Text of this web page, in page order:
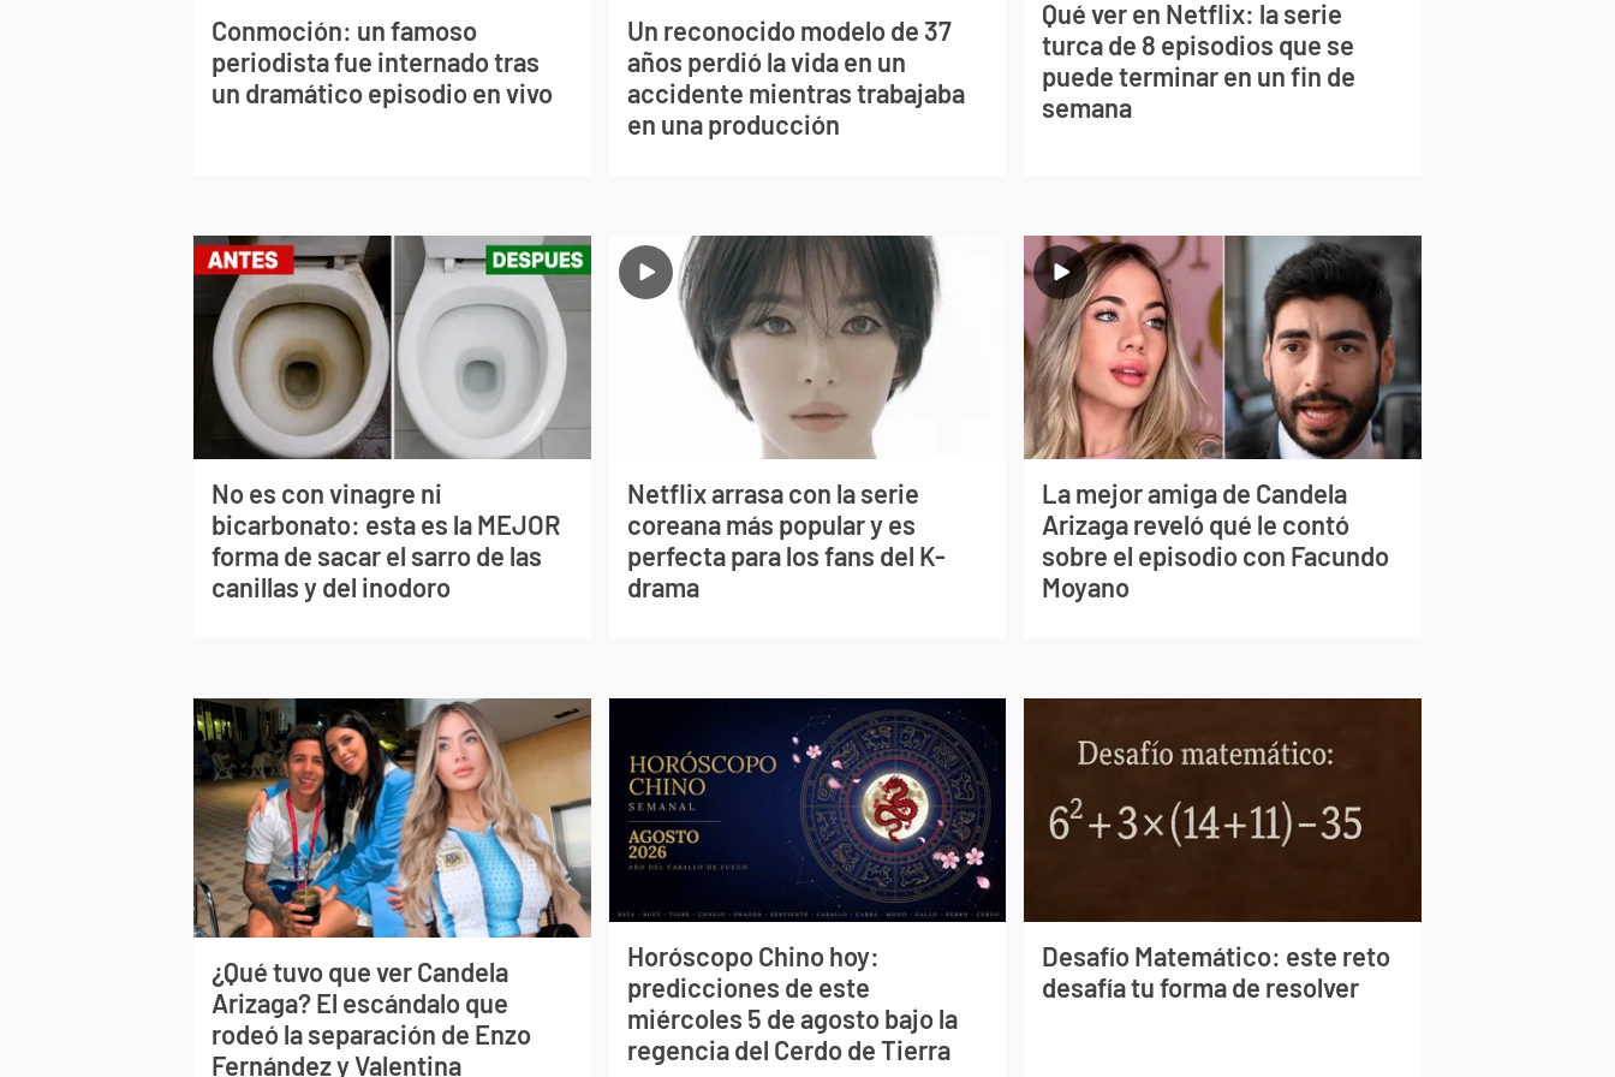
Conmoción: un famoso
periodista fue internado tras
un dramático episodio en vivo
Un reconocido modelo de 37
años perdió la vida en un
accidente mientras trabajaba
en una producción
Qué ver en Netflix: la serie
turca de 8 episodios que se
puede terminar en un fin de
semana
No es con vinagre ni
bicarbonato: esta es la MEJOR
forma de sacar el sarro de las
canillas y del inodoro
Netflix arrasa con la serie
coreana más popular y es
perfecta para los fans del K-
drama
La mejor amiga de Candela
Arizaga reveló qué le contó
sobre el episodio con Facundo
Moyano
¿Qué tuvo que ver Candela
Arizaga? El escándalo que
rodeó la separación de Enzo
Fernández y Valentina
Horóscopo Chino hoy:
predicciones de este
miércoles 5 de agosto bajo la
regencia del Cerdo de Tierra
Desafío Matemático: este reto
desafía tu forma de resolver